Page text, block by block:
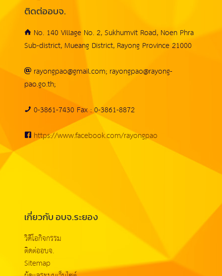
ติดต่ออบจ.
No. 140 Village No. 2, Sukhumvit Road, Noen Phra
Sub-district, Mueang District, Rayong Province 21000
rayongpao@gmail.com; rayongpao@rayong-
pao.go.th;
0-3861-7430 Fax : 0-3861-8872
https://www.facebook.com/rayongpao
เกี่ยวกับ อบจ.ระยอง
วิดีโอกิจกรรม
ติดต่ออบจ.
Sitemap